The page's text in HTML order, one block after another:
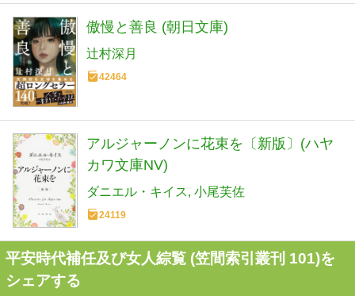
傲慢と善良 (朝日文庫)
辻村深月
42464
アルジャーノンに花束を〔新版〕(ハヤ
カワ文庫NV)
ダニエル・キイス 小尾芙佐
24119
平安時代補任及び女人綜覧 (笠間索引叢刊 101)を
シェアする